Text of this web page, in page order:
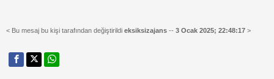
< Bu mesaj bu kişi tarafından değiştirildi eksiksizajans -- 3 Ocak 2025; 22:48:17 >